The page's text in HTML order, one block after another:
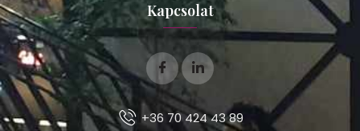
Kapcsolat
+36 70 424 43 89